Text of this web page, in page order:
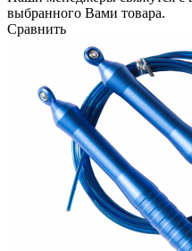
выбранного Вами товара.
Сравнить